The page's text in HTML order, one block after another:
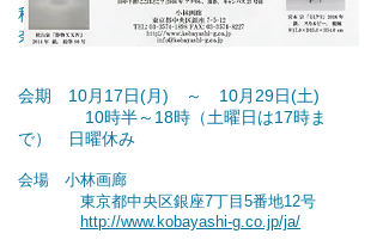
秋山泉 澁澤星 田中千智 谷保玲
奈 宮崎雄樹 宮本宗
会期 10月17日(月) ～ 10月29日(土)
10時半～18時（土曜日は17時ま
で） 日曜休み
会場 小林画廊
東京都中央区銀座7丁目5番地12号
http://www.kobayashi-g.co.jp/ja/